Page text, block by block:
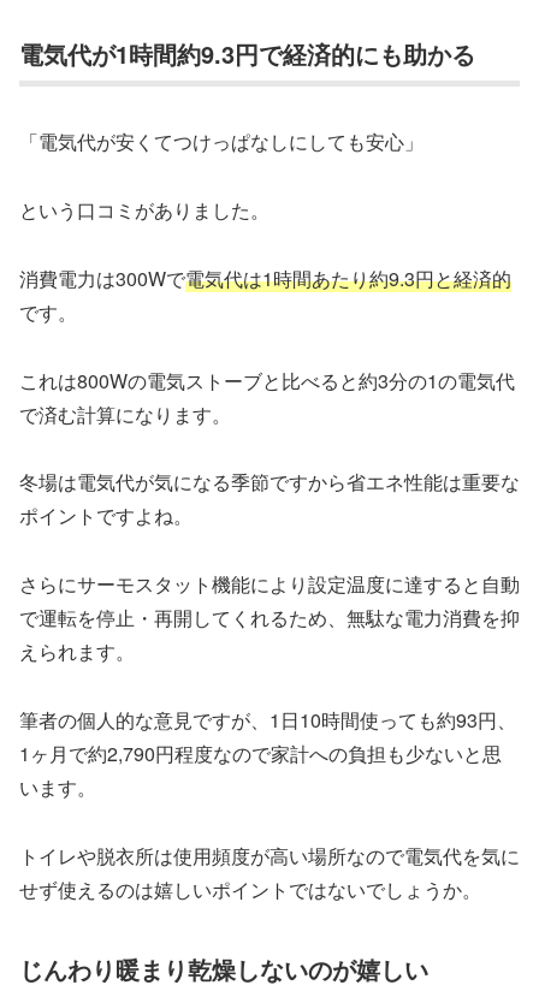
電気代が1時間約9.3円で経済的にも助かる
「電気代が安くてつけっぱなしにしても安心」
という口コミがありました。
消費電力は300Wで電気代は1時間あたり約9.3円と経済的
です。
これは800Wの電気ストーブと比べると約3分の1の電気代
で済む計算になります。
冬場は電気代が気になる季節ですから省エネ性能は重要な
ポイントですよね。
さらにサーモスタット機能により設定温度に達すると自動
で運転を停止・再開してくれるため、無駄な電力消費を抑
えられます。
筆者の個人的な意見ですが、1日10時間使っても約93円、
1ヶ月で約2,790円程度なので家計への負担も少ないと思
います。
トイレや脱衣所は使用頻度が高い場所なので電気代を気に
せず使えるのは嬉しいポイントではないでしょうか。
じんわり暖まり乾燥しないのが嬉しい